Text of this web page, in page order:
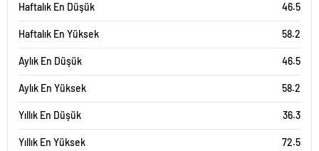
Haftalık En Düşük 46.5
Haftalık En Yüksek 58.2
Aylık En Düşük 46.5
Aylık En Yüksek 58.2
Yıllık En Düşük 36.3
Yıllık En Yüksek 72.5